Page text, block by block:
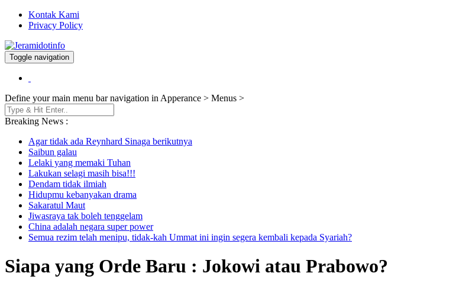
Kontak Kami
Privacy Policy
Jeramidotinfo
Berita dan Informasi Terkini
Toggle navigation
Define your main menu bar navigation in Apperance > Menus >
Breaking News :
Agar tidak ada Reynhard Sinaga berikutnya
Saibun galau
Lelaki yang memaki Tuhan
Lakukan selagi masih bisa!!!
Dendam tidak ilmiah
Hidupmu kebanyakan drama
Sakaratul Maut
Jiwasraya tak boleh tenggelam
China adalah negara super power
Semua rezim telah menipu, tidak-kah Ummat ini ingin segera kembali kepada Syariah?
Siapa yang Orde Baru : Jokowi atau Prabowo?